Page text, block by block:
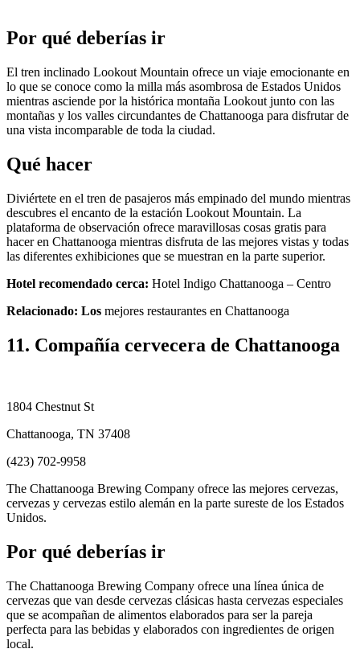
Por qué deberías ir
El tren inclinado Lookout Mountain ofrece un viaje emocionante en
lo que se conoce como la milla más asombrosa de Estados Unidos
mientras asciende por la histórica montaña Lookout junto con las
montañas y los valles circundantes de Chattanooga para disfrutar de
una vista incomparable de toda la ciudad.
Qué hacer
Diviértete en el tren de pasajeros más empinado del mundo mientras
descubres el encanto de la estación Lookout Mountain. La
plataforma de observación ofrece maravillosas cosas gratis para
hacer en Chattanooga mientras disfruta de las mejores vistas y todas
las diferentes exhibiciones que se muestran en la parte superior.
Hotel recomendado cerca: Hotel Indigo Chattanooga – Centro
Relacionado: Los mejores restaurantes en Chattanooga
11. Compañía cervecera de Chattanooga
1804 Chestnut St
Chattanooga, TN 37408
(423) 702-9958
The Chattanooga Brewing Company ofrece las mejores cervezas,
cervezas y cervezas estilo alemán en la parte sureste de los Estados
Unidos.
Por qué deberías ir
The Chattanooga Brewing Company ofrece una línea única de
cervezas que van desde cervezas clásicas hasta cervezas especiales
que se acompañan de alimentos elaborados para ser la pareja
perfecta para las bebidas y elaborados con ingredientes de origen
local.